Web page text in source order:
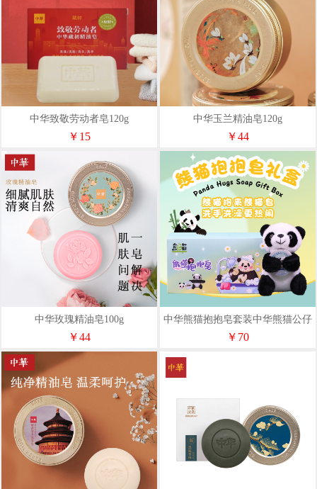
中华致敬劳动者皂120g
￥15
中华玉兰精油皂120g
￥44
中华玫瑰精油皂100g
￥44
中华熊猫抱抱皂套装中华熊猫公仔
*1中华熊猫乖乖皂50g*1
￥70